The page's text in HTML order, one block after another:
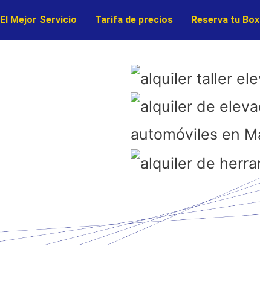
El Mejor Servicio Tarifa de precios Reserva tu Box